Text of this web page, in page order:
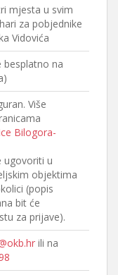
mjesta u svim
za pobjednike
Vidovića
besplatno na
Više
Bilogora-
ugovoriti u
objektima
(popis
bit će
za prijave).
ili na